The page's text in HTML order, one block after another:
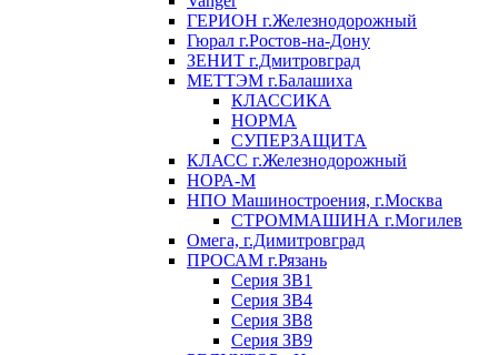
ГЕРИОН г.Железнодорожный
Гюрал г.Ростов-на-Дону
ЗЕНИТ г.Дмитровград
МЕТТЭМ г.Балашиха
КЛАССИКА
НОРМА
СУПЕРЗАЩИТА
КЛАСС г.Железнодорожный
НОРА-М
НПО Машиностроения, г.Москва
СТРОММАШИНА г.Могилев
Омега, г.Димитровград
ПРОСАМ г.Рязань
Серия ЗВ1
Серия ЗВ4
Серия ЗВ8
Серия ЗВ9